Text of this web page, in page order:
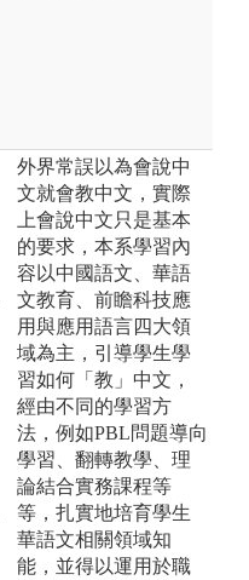
外界常誤以為會說中
文就會教中文，實際
上會說中文只是基本
的要求，本系學習內
容以中國語文、華語
文教育、前瞻科技應
用與應用語言四大領
域為主，引導學生學
習如何「教」中文，
經由不同的學習方
法，例如PBL問題導向
學習、翻轉教學、理
論結合實務課程等
等，扎實地培育學生
華語文相關領域知
能，並得以運用於職